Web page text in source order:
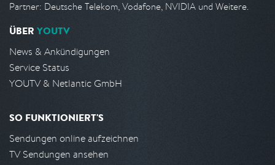
Partner: Deutsche Telekom, Vodafone, NVIDIA und Weitere.
ÜBER YOUTV
News & Ankündigungen
Service Status
YOUTV & Netlantic GmbH
SO FUNKTIONIERT'S
Sendungen online aufzeichnen
TV Sendungen ansehen